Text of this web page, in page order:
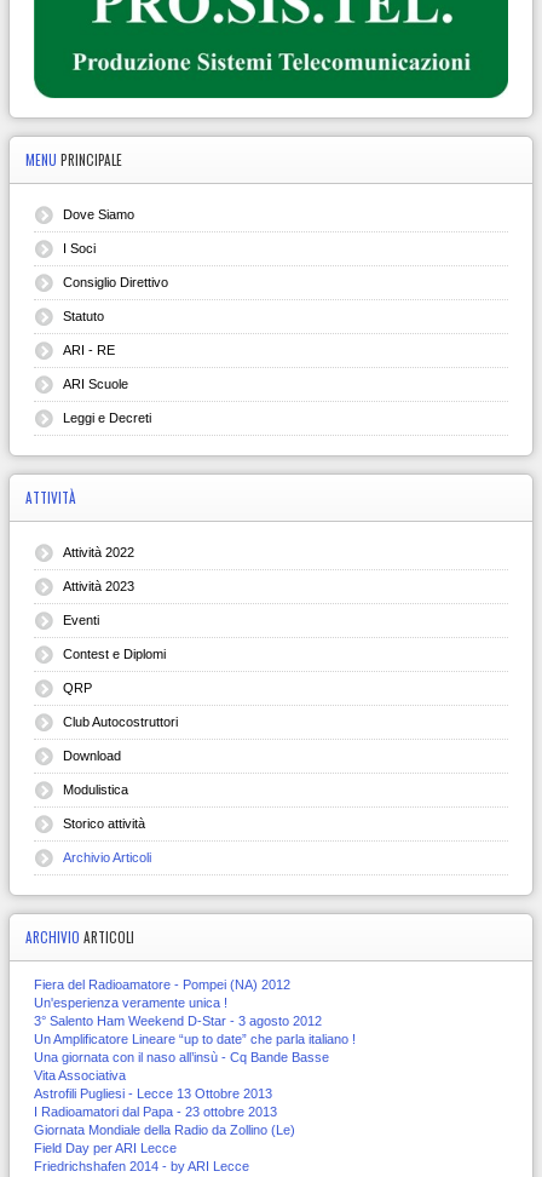
MENU PRINCIPALE
Dove Siamo
I Soci
Consiglio Direttivo
Statuto
ARI - RE
ARI Scuole
Leggi e Decreti
ATTIVITÀ
Attività 2022
Attività 2023
Eventi
Contest e Diplomi
QRP
Club Autocostruttori
Download
Modulistica
Storico attività
Archivio Articoli
ARCHIVIO ARTICOLI
Fiera del Radioamatore - Pompei (NA) 2012
Un'esperienza veramente unica !
3° Salento Ham Weekend D-Star - 3 agosto 2012
Un Amplificatore Lineare “up to date” che parla italiano !
Una giornata con il naso all’insù - Cq Bande Basse
Vita Associativa
Astrofili Pugliesi - Lecce 13 Ottobre 2013
I Radioamatori dal Papa - 23 ottobre 2013
Giornata Mondiale della Radio da Zollino (Le)
Field Day per ARI Lecce
Friedrichshafen 2014 - by ARI Lecce